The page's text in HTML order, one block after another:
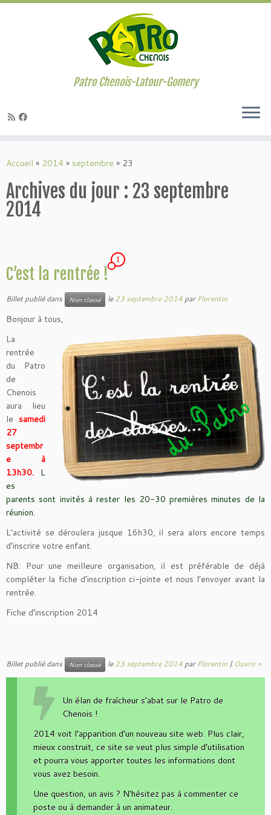
Passer
Patro Chenois-Latour-Gomery
Accueil » 2014 » septembre » 23
Archives du jour : 23 septembre
2014
C’est la rentrée !
1
Billet publié dans Non classé le23 septembre 2014 parFlorentin
Bonjour à tous,
La
rentrée
du Patro
de
Chenois
aura lieu
le samedi
27
septembr
e à
13h30. L
es
parents sont invités à rester les 20-30 premières minutes de la
réunion.
L’activité se déroulera jusque 16h30, il sera alors encore temps
d’inscrire votre enfant.
NB: Pour une meilleure organisation, il est préférable de déjà
compléter la fiche d’inscription ci-jointe et nous l’envoyer avant la
rentrée.
Fiche d’inscription 2014
Billet publié dans Non classé le23 septembre 2014 parFlorentin | Ouvrir »
Un élan de fraîcheur s’abat sur le Patro de
Chenois !
2014 voit l’apparition d’un nouveau site web. Plus clair,
mieux construit, ce site se veut plus simple d’utilisation
et pourra vous apporter toutes les informations dont
vous avez besoin.
Une question, un avis ? N’hésitez pas à commenter ce
poste ou à demander à un animateur.